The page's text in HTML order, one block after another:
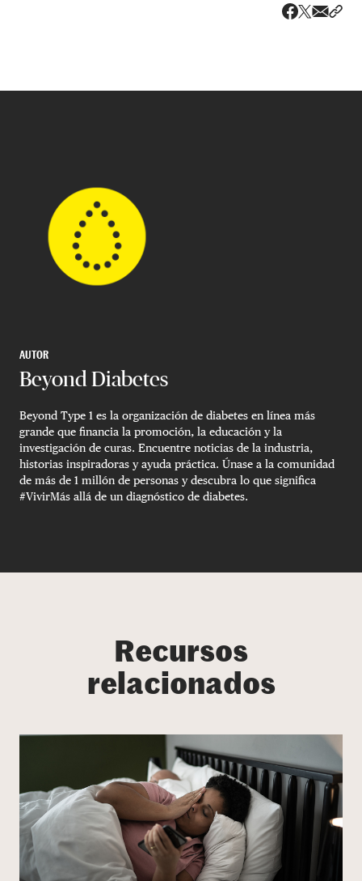
AUTOR
Beyond Diabetes
Beyond Type 1 es la organización de diabetes en línea más
grande que financia la promoción, la educación y la
investigación de curas. Encuentre noticias de la industria,
historias inspiradoras y ayuda práctica. Únase a la comunidad
de más de 1 millón de personas y descubra lo que significa
#VivirMás allá de un diagnóstico de diabetes.
Recursos
relacionados